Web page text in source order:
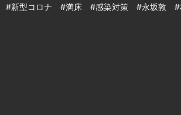
#新型コロナ #満床 #感染対策 #永坂敦 #